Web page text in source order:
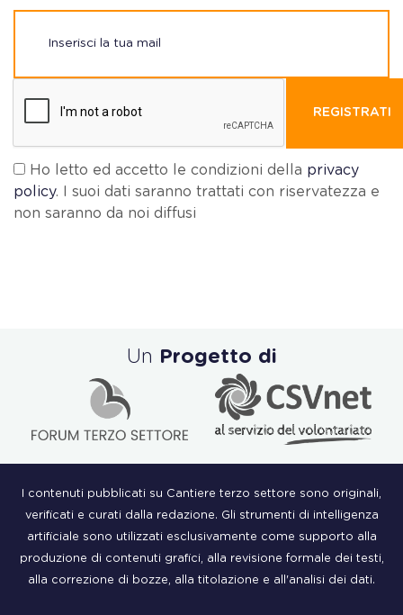
REGISTRATI
Ho letto ed accetto le condizioni della privacy
policy. I suoi dati saranno trattati con riservatezza e
non saranno da noi diffusi
Un Progetto di
I contenuti pubblicati su Cantiere terzo settore sono originali,
verificati e curati dalla redazione. Gli strumenti di intelligenza
artificiale sono utilizzati esclusivamente come supporto alla
produzione di contenuti grafici, alla revisione formale dei testi,
alla correzione di bozze, alla titolazione e all'analisi dei dati.